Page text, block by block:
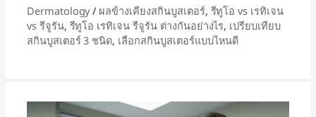
Dermatology/ ผลข้างเคียงสกินบูสเตอร์, รีทูโอ vs เรทิเจน
vs รีจูรัน, รีทูโอ เรทิเจน รีจูรัน ต่างกันอย่างไร, เปรียบเทียบ
สกินบูสเตอร์ 3 ชนิด, เลือกสกินบูสเตอร์แบบไหนดี